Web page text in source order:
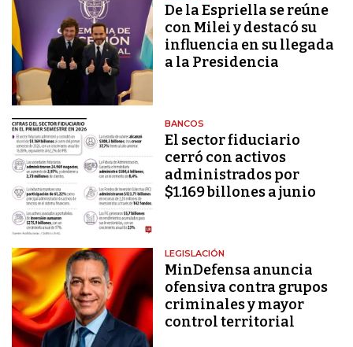
De la Espriella se reúne
con Milei y destacó su
influencia en su llegada
a la Presidencia
BANCOS
El sector fiduciario
cerró con activos
administrados por
$1.169 billones a junio
LEGISLACIÓN
MinDefensa anuncia
ofensiva contra grupos
criminales y mayor
control territorial